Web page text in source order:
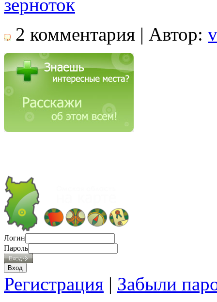
зерноток
2 комментария | Автор:
Логин
Пароль
Регистрация | Забыли